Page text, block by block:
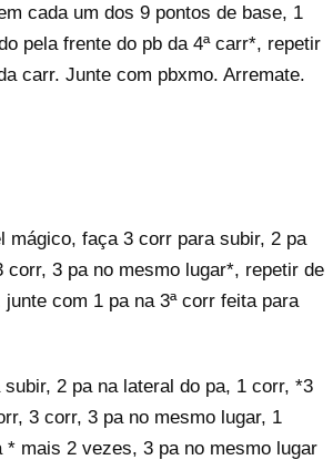
cada um dos 9 pontos de base, 1
pela frente do pb da 4ª carr*, repetir
carr. Junte com pbxmo. Arremate.
mágico, faça 3 corr para subir, 2 pa
corr, 3 pa no mesmo lugar*, repetir de
com 1 pa na 3ª corr feita para
2 pa na lateral do pa, 1 corr, *3
3 corr, 3 pa no mesmo lugar, 1
mais 2 vezes, 3 pa no mesmo lugar